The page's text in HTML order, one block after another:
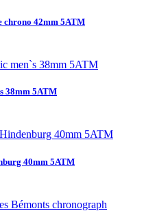
chrono 42mm 5ATM
38mm 5ATM
40mm 5ATM